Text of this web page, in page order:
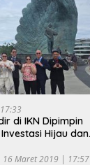
di IKN Dipimpin
Investasi Hijau dan
16 Maret 2019 | 17:57